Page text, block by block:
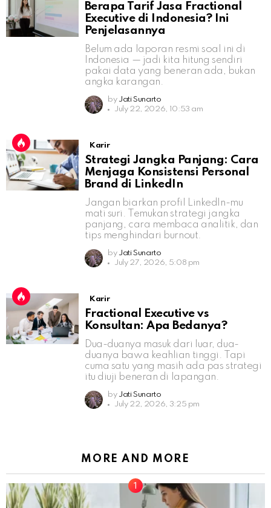
Berapa Tarif Jasa Fractional
Executive di Indonesia? Ini
Penjelasannya
Belum ada laporan resmi soal ini di
Indonesia — jadi kita hitung sendiri
pakai data yang beneran ada, bukan
angka karangan.
by Jati Sunarto
July 22, 2026, 10:53 am
Karir
Strategi Jangka Panjang: Cara
Menjaga Konsistensi Personal
Brand di LinkedIn
Jangan biarkan profil LinkedIn-mu
mati suri. Temukan strategi jangka
panjang, cara membaca analitik, dan
tips menghindari burnout.
by Jati Sunarto
July 27, 2026, 5:08 pm
Karir
Fractional Executive vs
Konsultan: Apa Bedanya?
Dua-duanya masuk dari luar, dua-
duanya bawa keahlian tinggi. Tapi
cuma satu yang masih ada pas strategi
itu diuji beneran di lapangan.
by Jati Sunarto
July 22, 2026, 3:25 pm
MORE AND MORE